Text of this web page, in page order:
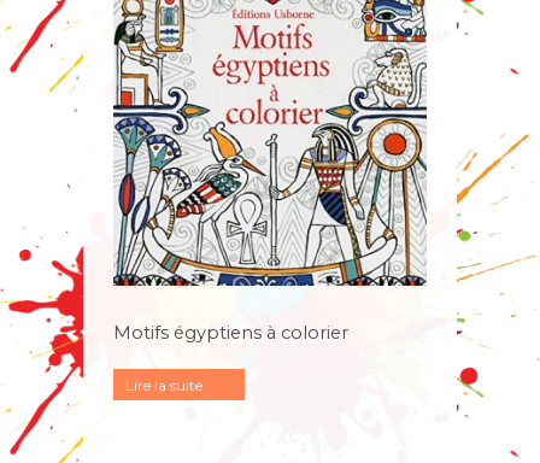
Motifs égyptiens à colorier
Lire la suite